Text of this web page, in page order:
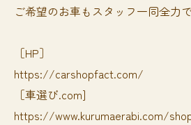
ご希望のお車もスタッフ一同全力
［HP］
https://carshopfact.com/
［車選び.com]
https://www.kurumaerabi.com/